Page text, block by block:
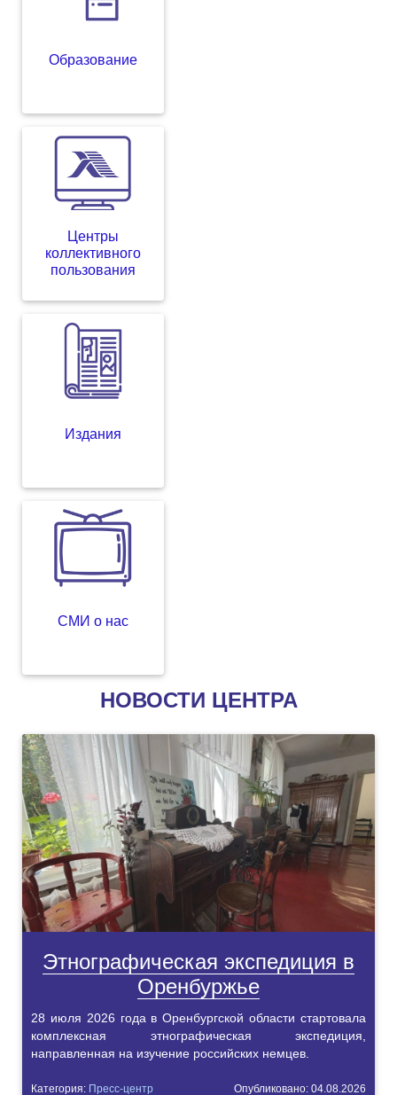
Образование
Центры
коллективного
пользования
Издания
СМИ о нас
НОВОСТИ ЦЕНТРА
Этнографическая экспедиция в
Оренбуржье
28 июля 2026 года в Оренбургской области стартовала
комплексная этнографическая экспедиция,
направленная на изучение российских немцев.
Категория: Пресс-центр Опубликовано: 04.08.2026